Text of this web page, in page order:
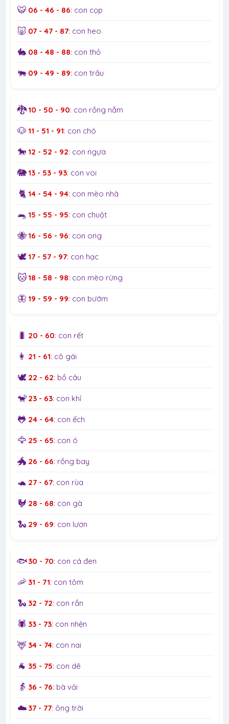
🐯 06 - 46 - 86: con cọp
🐷 07 - 47 - 87: con heo
🐇 08 - 48 - 88: con thỏ
🐃 09 - 49 - 89: con trâu
🐉10 - 50 - 90: con rồng nằm
🐶 11 - 51 - 91: con chó
🐎 12 - 52 - 92: con ngựa
🐘13 - 53 - 93: con voi
🐈 14 - 54 - 94: con mèo nhà
🐀 15 - 55 - 95: con chuột
🐝16 - 56 - 96: con ong
🕊️17 - 57 - 97: con hạc
🐱18 - 58 - 98: con mèo rừng
🦋 19 - 59 - 99: con bướm
🐛 20 - 60: con rết
👩 21 - 61: cô gái
🕊️ 22 - 62: bồ câu
🐒 23 - 63: con khỉ
🐸 24 - 64: con ếch
🦅 25 - 65: con ó
🐲 26 - 66: rồng bay
🐢 27 - 67: con rùa
🐓 28 - 68: con gà
🐍 29 - 69: con lươn
🐟30 - 70: con cá đen
🦐 31 - 71: con tôm
🐍 32 - 72: con rắn
🕷️ 33 - 73: con nhện
🦌 34 - 74: con nai
🐐 35 - 75: con dê
👵 36 - 76: bà vải
☁️ 37 - 77: ông trời